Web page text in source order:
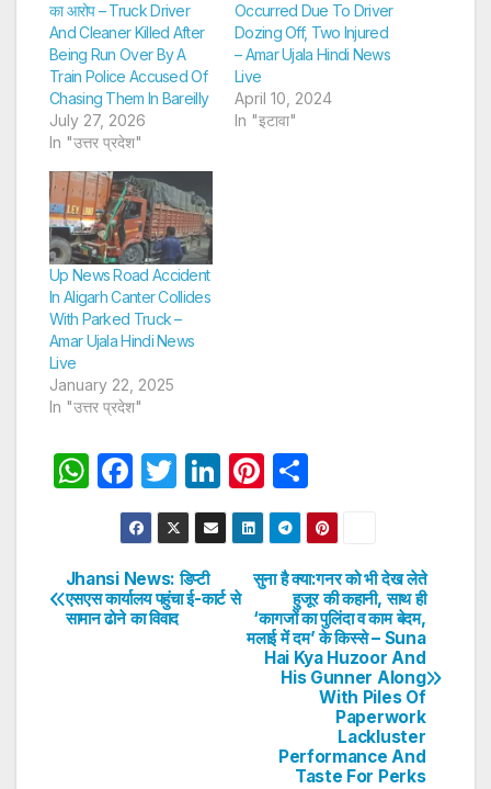
का आरोप – Truck Driver
And Cleaner Killed After
Being Run Over By A
Train Police Accused Of
Chasing Them In Bareilly
July 27, 2026
In "उत्तर प्रदेश"
Occurred Due To Driver
Dozing Off, Two Injured
– Amar Ujala Hindi News
Live
April 10, 2024
In "इटावा"
Up News Road Accident
In Aligarh Canter Collides
With Parked Truck –
Amar Ujala Hindi News
Live
January 22, 2025
In "उत्तर प्रदेश"
W
s
A
F
a
c
e
b
T
w
itt
er
Li
n
k
dI
Pi
nt
er
e
st
h
ar
e
Post
navigation
सुना है क्या:गनर को भी देख लेते
हुजूर की कहानी, साथ ही
‘कागजों का पुलिंदा व काम बेदम,
मलाई में दम’ के किस्से – Suna
Hai Kya Huzoor And
His Gunner Along
With Piles Of
Paperwork
Lackluster
Performance And
Taste For Perks
Jhansi News: डिप्टी
एसएस कार्यालय पहुंचा ई-कार्ट से
सामान ढाेने का विवाद